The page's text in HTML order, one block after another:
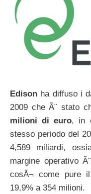
Edison ha diffuso i
2009 che Ã¨ stato
milioni di euro, in
stesso periodo del
4,589 miliardi,
margine operativo
cosÃ¬ come pure
19,9% a 354 milioni.